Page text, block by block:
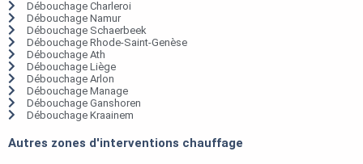
Débouchage Charleroi
Débouchage Namur
Débouchage Schaerbeek
Débouchage Rhode-Saint-Genèse
Débouchage Ath
Débouchage Liège
Débouchage Arlon
Débouchage Manage
Débouchage Ganshoren
Débouchage Kraainem
Autres zones d'interventions chauffage